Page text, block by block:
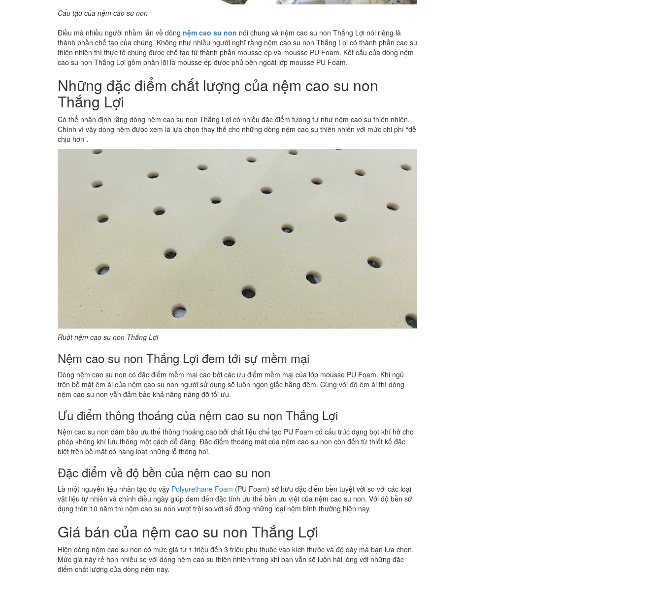
Cấu tạo của nệm cao su non
Điều mà nhiều người nhầm lẫn về dòng nệm cao su non nói chung và nệm cao su non Thắng Lợi nói riêng là
thành phần chế tạo của chúng. Không như nhiều người nghĩ rằng nệm cao su non Thắng Lợi có thành phần cao su
thiên nhiên thì thực tế chúng được chế tạo từ thành phần mousse ép và mousse PU Foam. Kết cấu của dòng nệm
cao su non Thắng Lợi gồm phần lõi là mousse ép được phủ bên ngoài lớp mousse PU Foam.
Những đặc điểm chất lượng của nệm cao su non
Thắng Lợi
Có thể nhận định rằng dòng nệm cao su non Thắng Lợi có nhiều đặc điểm tương tự như nệm cao su thiên nhiên.
Chính vì vậy dòng nệm được xem là lựa chọn thay thế cho những dòng nệm cao su thiên nhiên với mức chi phí “dễ
chịu hơn”.
Ruột nệm cao su non Thắng Lợi
Nệm cao su non Thắng Lợi đem tới sự mềm mại
Dòng nệm cao su non có đặc điểm mềm mại cao bởi các ưu điểm mềm mại của lớp mousse PU Foam. Khi ngủ
trên bề mặt êm ái của nệm cao su non người sử dụng sẽ luôn ngon giấc hằng đêm. Cùng với độ êm ái thì dòng
nệm cao su non vẫn đảm bảo khả năng nâng đỡ tối ưu.
Ưu điểm thông thoáng của nệm cao su non Thắng Lợi
Nệm cao su non đảm bảo ưu thế thông thoáng cao bởi chất liệu chế tạo PU Foam có cấu trúc dạng bọt khí hở cho
phép không khí lưu thông một cách dễ đàng. Đặc điểm thoáng mát của nệm cao su non còn đến từ thiết kế đặc
biệt trên bề mặt có hàng loạt những lỗ thông hơi.
Đặc điểm về độ bền của nệm cao su non
Là một nguyên liệu nhân tạo do vậy Polyurethane Foam (PU Foam) sở hữu đặc điểm bền tuyệt vời so với các loại
vật liệu tự nhiên và chính điều ngày giúp đem đến đặc tính ưu thế bền ưu việt của nệm cao su non. Với độ bền sử
dụng trên 10 năm thì nệm cao su non vượt trội so với số đông những loại nệm bình thường hiện nay.
Giá bán của nệm cao su non Thắng Lợi
Hiện dòng nệm cao su non có mức giá từ 1 triệu đến 3 triệu phụ thuộc vào kích thước và độ dày mà bạn lựa chọn.
Mức giá này rẻ hơn nhiều so với dòng nệm cao su thiên nhiên trong khi bạn vẫn sẽ luôn hài lòng với những đặc
điểm chất lượng của dòng nêm này.